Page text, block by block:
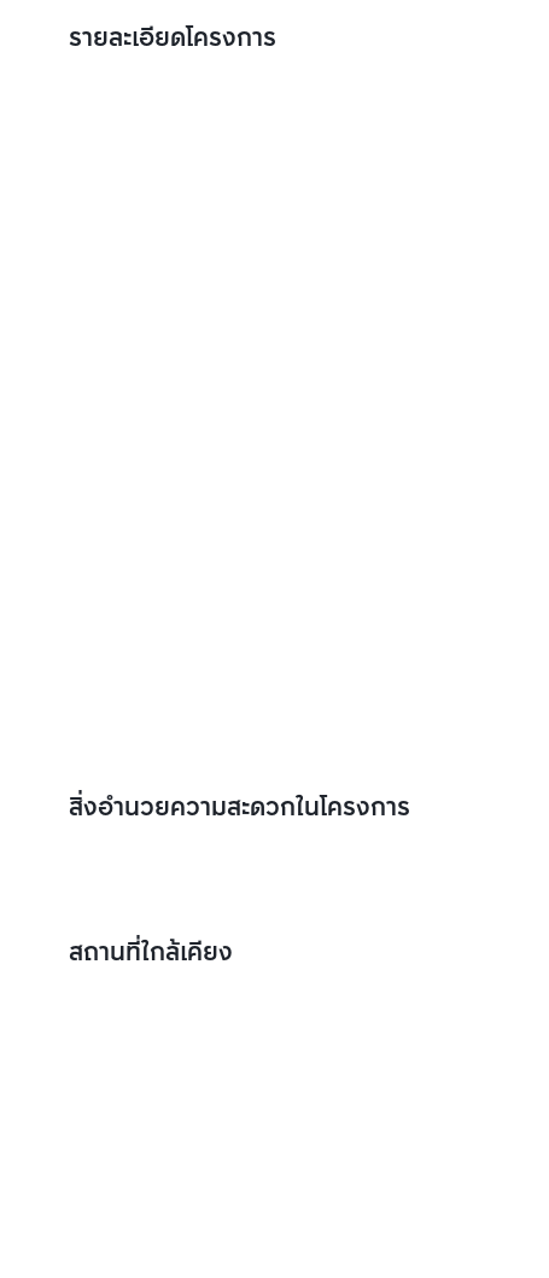
รายละเอียดโครงการ
สิ่งอำนวยความสะดวกในโครงการ
สถานที่ใกล้เคียง